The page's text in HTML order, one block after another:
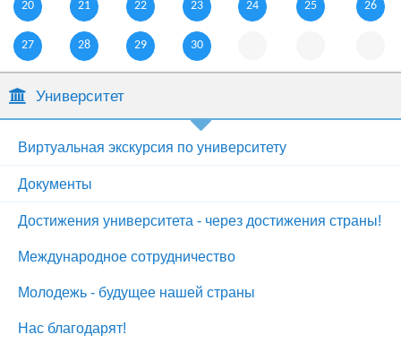
20 21 22 23 24 25 26
27 28 29 30
Университет
Виртуальная экскурсия по университету
Документы
Достижения университета - через достижения страны!
Международное сотрудничество
Молодежь - будущее нашей страны
Нас благодарят!